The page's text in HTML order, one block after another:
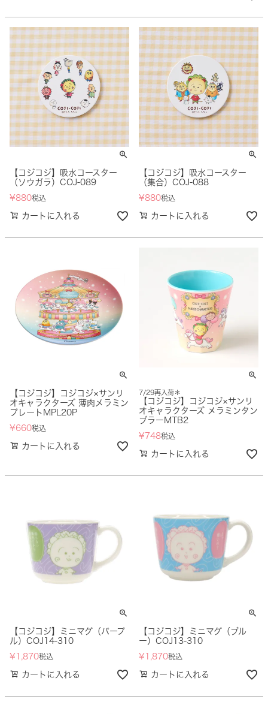
【コジコジ】吸水コースター
（ソウガラ）COJ-089
¥880税込
カートに入れる
【コジコジ】吸水コースター
（集合）COJ-088
¥880税込
カートに入れる
【コジコジ】コジコジ×サンリ
オキャラクターズ 薄肉メラミン
プレートMPL20P
¥660税込
カートに入れる
7/29再入荷＊
【コジコジ】コジコジ×サンリ
オキャラクターズ メラミンタン
ブラーMTB2
¥748税込
カートに入れる
【コジコジ】ミニマグ（パープ
ル）COJ14-310
¥ 1,870税込
カートに入れる
【コジコジ】ミニマグ（ブル
ー）COJ13-310
¥ 1,870税込
カートに入れる